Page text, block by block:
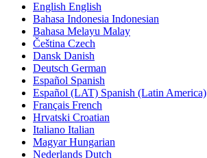
English English
Bahasa Indonesia Indonesian
Bahasa Melayu Malay
Čeština Czech
Dansk Danish
Deutsch German
Español Spanish
Español (LAT) Spanish (Latin America)
Français French
Hrvatski Croatian
Italiano Italian
Magyar Hungarian
Nederlands Dutch